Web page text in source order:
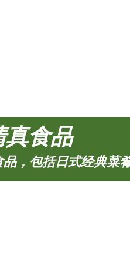
真食品
，包括日式经典菜